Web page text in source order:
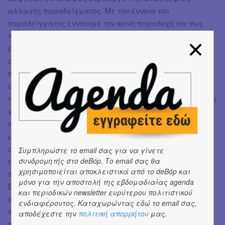
αλλαγής παραδείγματος. Με την έννοια του
παραδείγματος εννοούμε την κοινή παραδοχή του πως
λειτουργεί η αγορά μέχρι τώρα. Αυτό μας προκαλεί μια
έντονη κινητικότητα, μια διάθεση επινόησης, μια
αναζήτηση με σκοπό την «διαφυγή» προς ένα νέο
παράδειγμα το οποίο αναζητούμε και προσπαθούμε να
αφουγκραστούμε. Π.χ.: κάθε έργο που μας έρχεται με
τους όρους της αγοράς, έχουμε απέναντι του μια διάθεση
για hijack του αντικειμένου, μια διάθεση να
συμπαρασύρουμε τον χρήστη στην έρευνα. Τι θα
μπορούσε εάν… Αυτή την έρευνα (της διεύρυνσης του
αντικειμένου) επιχειρούμε να εξελίξουμε μέσω της
εμπλοκής μας στην εικαστική ομάδα Errands ή της
συμμετοχής μας σε residencies.
Στην προσπάθεια λοιπόν να συμπαρασύρουμε τον χρήστη
στην έρευνα επιδιώκουμε οποιαδήποτε συνθήκη
συνάντησης. Όπως το Arch points, το Open House που έγινε
Συμπληρώστε το email σας για να γίνετε
συνδρομητής στο deBόp. Το email σας θα
χρησιμοποιείται αποκλειστικά από το deBόp και
μόνο για την αποστολή της εβδομαδιαίας agenda
και περιοδικών newsletter ευρύτερου πολιτιστικού
ενδιαφέροντος. Καταχωρώντας εδώ το email σας,
αποδέχεστε την πολιτική απορρήτου μας.